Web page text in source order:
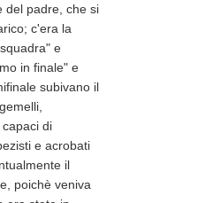
del padre, che si
c'era la
e
in finale" e
subivano il
di
e acrobati
il
poichè veniva